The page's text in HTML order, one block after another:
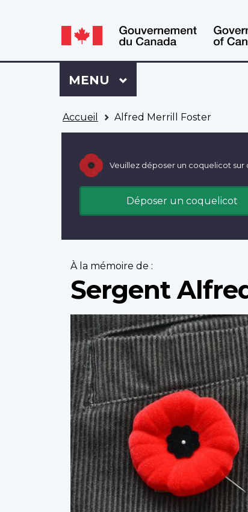
Language
switcher
Language
switcher
Se
connecter
à
Dossier
Menu
MENU PRINCIPAL
Accueil Alfred Merrill Foster
Veuillez déposer un coquelicot sur
Déposer un coquelicot
À la mémoire de :
Sergent
Profile
image